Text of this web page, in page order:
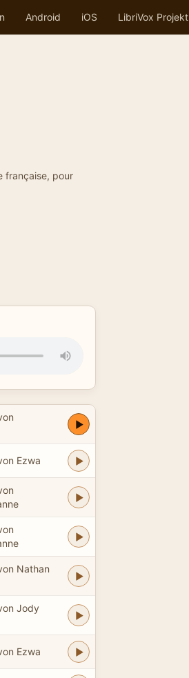
Android iOS LibriVox Projekt
française, pour
Ezwa
Nathan
Jody
Ezwa